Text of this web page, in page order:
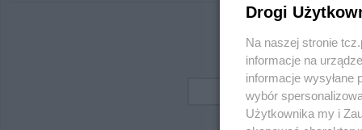
Drogi
Na naszej stronie
informacje na
informacje wysyłane
wybór
Użytkownika my i